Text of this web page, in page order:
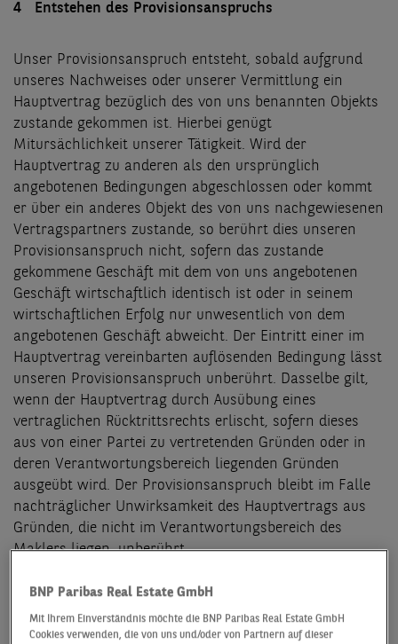
4 Entstehen des Provisionsanspruchs
Unser Provisionsanspruch entsteht, sobald aufgrund
unseres Nachweises oder unserer Vermittlung ein
Hauptvertrag bezüglich des von uns benannten Objekts
zustande gekommen ist. Hierbei genügt
Mitursächlichkeit unserer Tätigkeit. Wird der
Hauptvertrag zu anderen als den ursprünglich
angebotenen Bedingungen abgeschlossen oder kommt
er über ein anderes Objekt des von uns nachgewiesenen
Vertragspartners zustande, so berührt dies unseren
Provisionsanspruch nicht, sofern das zustande
gekommene Geschäft mit dem von uns angebotenen
Geschäft wirtschaftlich identisch ist oder in seinem
wirtschaftlichen Erfolg nur unwesentlich von dem
angebotenen Geschäft abweicht. Der Eintritt einer im
Hauptvertrag vereinbarten auflösenden Bedingung lässt
unseren Provisionsanspruch unberührt. Dasselbe gilt,
wenn der Hauptvertrag durch Ausübung eines
vertraglichen Rücktrittsrechts erlischt, sofern dieses
aus von einer Partei zu vertretenden Gründen oder in
deren Verantwortungsbereich liegenden Gründen
ausgeübt wird. Der Provisionsanspruch bleibt im Falle
nachträglicher Unwirksamkeit des Hauptvertrags aus
Gründen, die nicht im Verantwortungsbereich des
Maklers liegen, unberührt.
BNP Paribas Real Estate GmbH
Mit Ihrem Einverständnis möchte die BNP Paribas Real Estate GmbH
Cookies verwenden, die von uns und/oder von Partnern auf dieser